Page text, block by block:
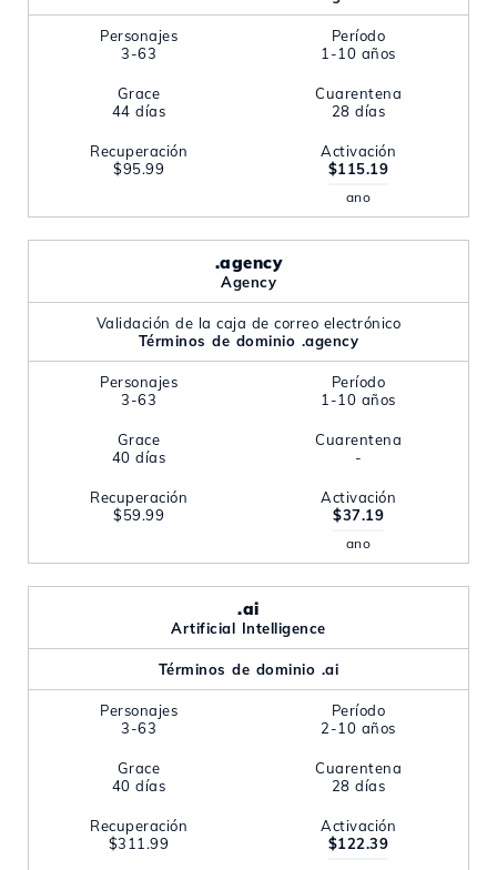
Personajes
3-63
Período
1-10 años
Grace
44 días
Cuarentena
28 días
Recuperación
$95.99
Activación
$115.19
ano
.agency
Agency
Validación de la caja de correo electrónico
Términos de dominio .agency
Personajes
3-63
Período
1-10 años
Grace
40 días
Cuarentena
-
Recuperación
$59.99
Activación
$37.19
ano
.ai
Artificial Intelligence
Términos de dominio .ai
Personajes
3-63
Período
2-10 años
Grace
40 días
Cuarentena
28 días
Recuperación
$311.99
Activación
$122.39